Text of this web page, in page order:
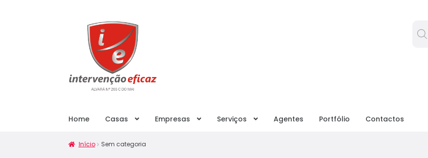
Home Casas Empresas Serviços Agentes Portfólio Contactos
Início Sem categoria